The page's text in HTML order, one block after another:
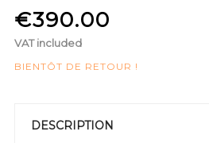
€390.00
VAT included
BIENTÔT DE RETOUR !
DESCRIPTION